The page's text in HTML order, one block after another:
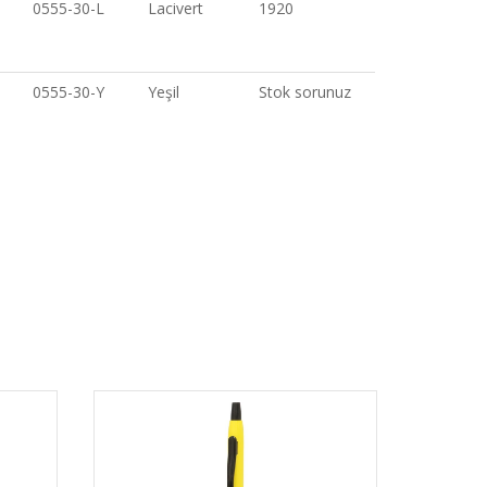
0555-30-L Lacivert 1920
0555-30-Y Yeşil Stok sorunuz